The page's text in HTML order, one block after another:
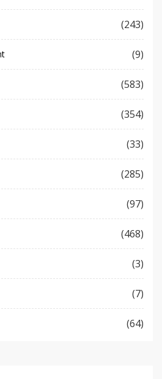
(243)
(9)
(583)
(354)
(33)
(285)
(97)
(468)
(3)
(7)
(64)